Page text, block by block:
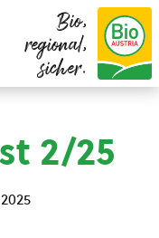
Bio,
regional,
sicher.
2/25